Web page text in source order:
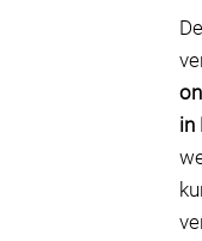
in